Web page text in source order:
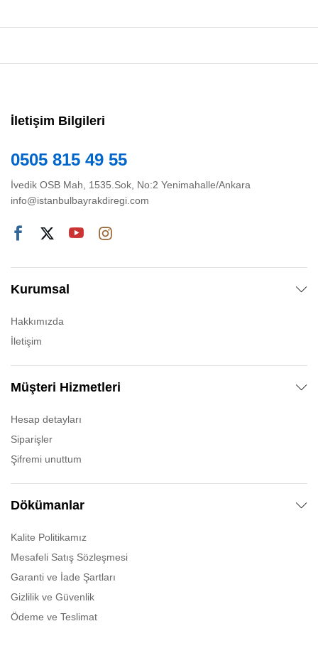
İletişim Bilgileri
0505 815 49 55
İvedik OSB Mah, 1535.Sok, No:2 Yenimahalle/Ankara
info@istanbulbayrakdiregi.com
Kurumsal
Hakkımızda
İletişim
Müşteri Hizmetleri
Hesap detayları
Siparişler
Şifremi unuttum
Dökümanlar
Kalite Politikamız
Mesafeli Satış Sözleşmesi
Garanti ve İade Şartları
Gizlilik ve Güvenlik
Ödeme ve Teslimat